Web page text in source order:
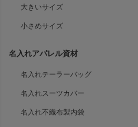
大きいサイズ
小さめサイズ
名入れアパレル資材
名入れテーラーバッグ
名入れスーツカバー
名入れ不織布製内袋